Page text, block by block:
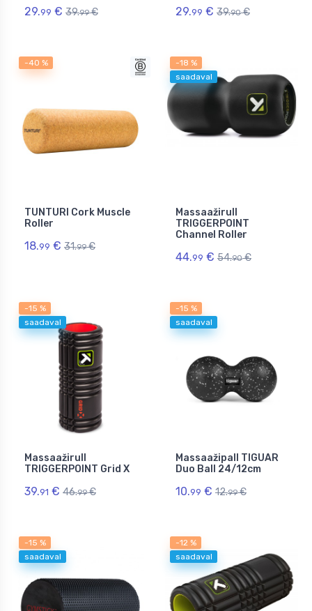
29.99 € 39.99€ 29.99 € 39.90€
-40 %
TUNTURI Cork Muscle
Roller
18.99 € 31.99€
-18 %
saadaval
Massaažirull
TRIGGERPOINT
Channel Roller
44.99 € 54.90€
-15 %
saadaval
Massaažirull
TRIGGERPOINT Grid X
39.91 € 46.99€
-15 %
saadaval
Massaažipall TIGUAR
Duo Ball 24/12cm
10.99 € 12.99€
-15 %
saadaval
-12 %
saadaval